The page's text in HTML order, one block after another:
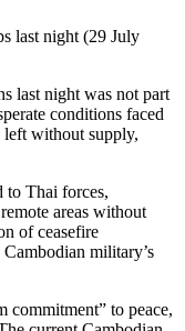
last night (29 July
last night was not part
conditions faced
without supply,
to Thai forces,
areas without
of ceasefire
military’s
commitment” to peace,